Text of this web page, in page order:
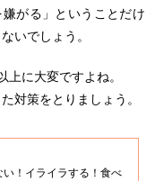
がる」ということだけ
いでしょう。
に大変ですよね。
対策をとりましょう。
！イライラする！食べ